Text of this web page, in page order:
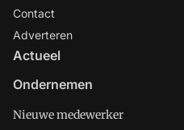
Contact
Adverteren
Actueel
Ondernemen
Nieuwe medewerker